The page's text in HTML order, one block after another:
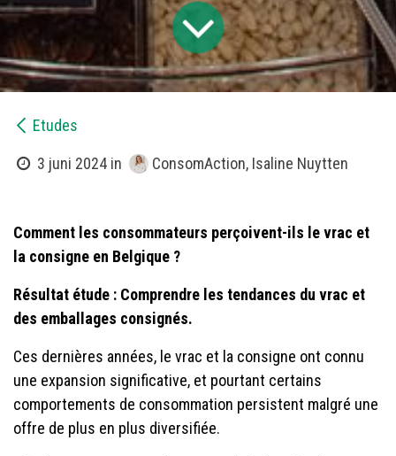
Etudes
3 juni 2024 in ConsomAction, Isaline Nuytten
Comment les consommateurs perçoivent-ils le vrac et
la consigne en Belgique ?
Résultat étude : Comprendre les tendances du vrac et
des emballages consignés.
Ces dernières années, le vrac et la consigne ont connu
une expansion significative, et pourtant certains
comportements de consommation persistent malgré une
offre de plus en plus diversifiée.